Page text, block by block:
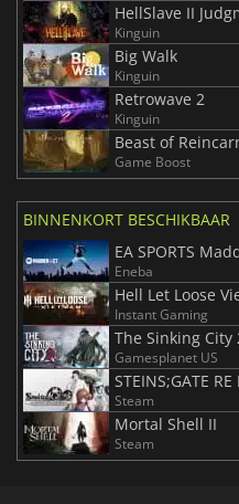
HellSlave II
Kinguin
Big Walk
Kinguin
Retrowave 2
Kinguin
Beast of
Game Boost
BINNENKORT BESCHIKBAAR
EA SPORTS
Eneba
Hell Let Loose
Instant Gaming
The Sinking City
Gamesplanet US
STEINS;GATE RE
Steam
Mortal Shell II
Steam